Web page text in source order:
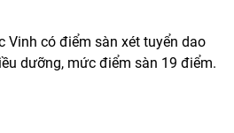
Vinh có điểm sàn xét tuyển dao
dưỡng, mức điểm sàn 19 điểm.